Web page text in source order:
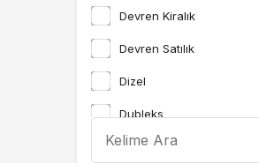
Devren Kiralık
Devren Satılık
Dizel
Dubleks
etiket